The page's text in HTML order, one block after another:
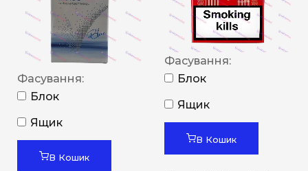
Фасування:
Блок
Ящик
В Кошик
Фасування:
Блок
Ящик
В Кошик